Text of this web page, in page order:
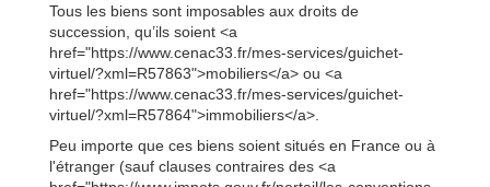
Tous les biens sont imposables aux droits de
succession, qu’ils soient <a
href="https://www.cenac33.fr/mes-services/guichet-
virtuel/?xml=R57863">mobiliers</a> ou <a
href="https://www.cenac33.fr/mes-services/guichet-
virtuel/?xml=R57864">immobiliers</a>.
Peu importe que ces biens soient situés en France ou à
l'étranger (sauf clauses contraires des <a